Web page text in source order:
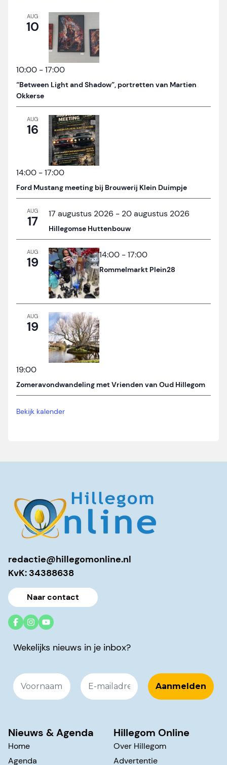
AUG
10
10:00 -17:00
“Between Light and Shadow”, portretten van Martien
Okkerse
AUG
16
14:00 -17:00
Ford Mustang meeting bij Brouwerij Klein Duimpje
AUG
17 17 augustus 2026 - 20 augustus 2026
Hillegomse Huttenbouw
AUG
19 14:00 -17:00
Rommelmarkt Plein28
AUG
19
19:00
Zomeravondwandeling met Vrienden van Oud Hillegom
Bekijk kalender
redactie@hillegomonline.nl
KvK: 34388638
Naar contact
Wekelijks nieuws in je inbox?
Nieuws & Agenda
Home
Agenda
Hillegom Online
Over Hillegom
Advertentie